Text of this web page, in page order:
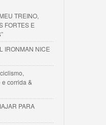
TREINO,
FORTES E
IRONMAN NICE
corrida &
PARA